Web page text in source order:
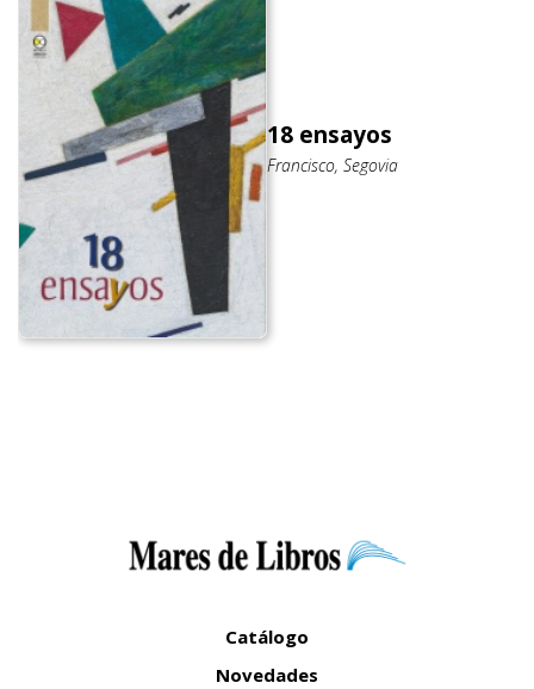
18 ensayos
Francisco, Segovia
Catálogo
Novedades